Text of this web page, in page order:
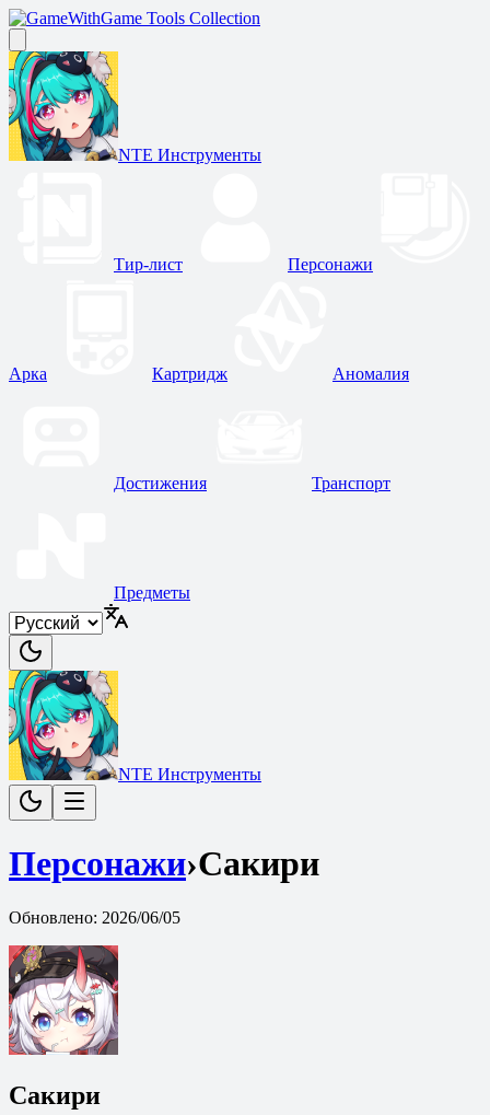
Game Tools Collection
NTE Инструменты
Тир-лист Персонажи
Арка Картридж Аномалия
Достижения Транспорт
Предметы
NTE Инструменты
Персонажи›Сакири
Обновлено: 2026/06/05
Сакири